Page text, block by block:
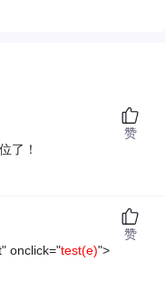
了！
赞
onclick="test(e)">
赞